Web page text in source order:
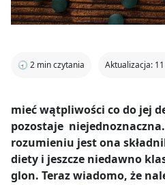
🕣 2 min czytania Aktualizacja:
mieć wątpliwości co do jej
pozostaje
rozumieniu jest ona
diety i jeszcze niedawno
glon. Teraz wiadomo, że